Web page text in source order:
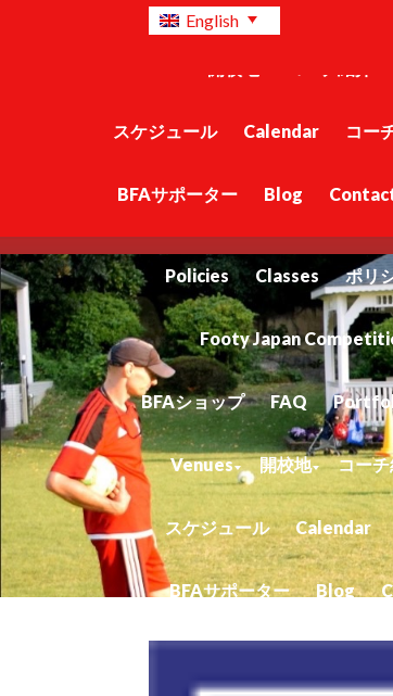
English
Policies Classes ポリ
Footy Japan
BFAショップ FAQ
Venues 開校地 コー
スケジュール Calendar
BFAサポーター Blog
BFAショップ FAQ
スケジュール Calendar コー
BFAサポーター Blog